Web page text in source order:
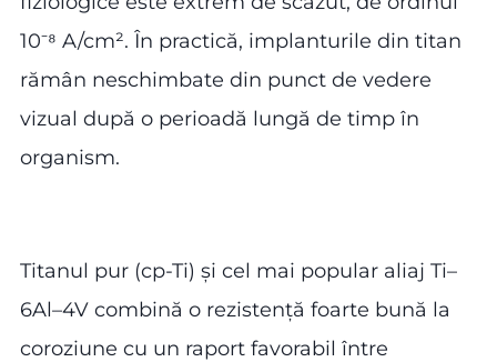
10⁻⁸ A/cm². În practică, implanturile din titan
rămân neschimbate din punct de vedere
vizual după o perioadă lungă de timp în
organism.
Titanul pur (cp-Ti) și cel mai popular aliaj Ti–
6Al–4V combină o rezistență foarte bună la
coroziune cu un raport favorabil între